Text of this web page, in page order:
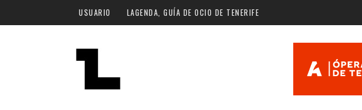
Pasar al contenido principal
USUARIO LAGENDA, GUÍA DE OCIO DE TENERIFE